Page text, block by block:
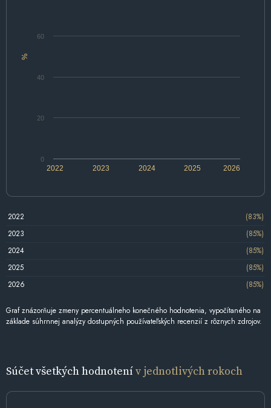
%
2022 2024 2026
2023 2025
0
20
40
60
2022
(83%)
2023
(85%)
2024
(85%)
2025
(85%)
2026
(85%)
Graf znázorňuje zmeny percentuálneho konečného hodnotenia, vypočítaného na
základe súhrnnej analýzy dostupných používateľských recenzií z rôznych zdrojov.
Súčet všetkých hodnotenív jednotlivých rokoch